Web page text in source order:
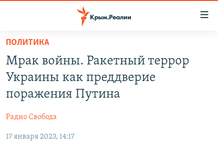
Вернуться
основному
содержанию
Вернутся
главной
Вернутся
СПЕЦПРОЕКТЫ
11 ЛЕТ ОККУПАЦИИ КРЫМА. 11 ИСТОРИЙ СОПРОТИВЛЕНИЯ
ВОДА
ЕЩЕ
ИНТЕРАКТИВ
РАДІО СВОБОДА
ПОЛИТИКА
Мрак войны. Ракетный террор
Украины как преддверие
поражения Путина
Радио Свобода
17 января 2023, 14:17